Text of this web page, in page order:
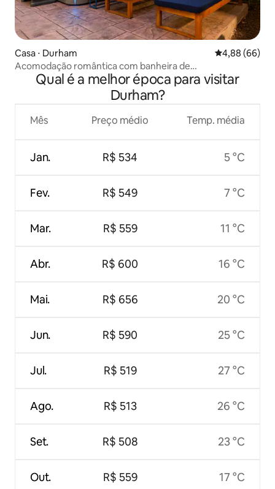
Casa ⋅ Durham 4,88 de uma
4,88 (66)
Acomodação romântica com banheira de
hidromassagem no centro da cidade • Casa histórica
Qual é a melhor época para visitar
Durham?
Mês
Jan.
Fev.
Mar.
Abr.
Mai.
Jun.
Jul.
Ago.
Set.
Out.
Preço médio
R$ 534
R$ 549
R$ 559
R$ 600
R$ 656
R$ 590
R$ 519
R$ 513
R$ 508
R$ 559
Temp. média
5 °C
7 °C
11 °C
16 °C
20 °C
25 °C
27 °C
26 °C
23 °C
17 °C